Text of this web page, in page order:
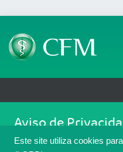
Este site utiliza cookies
SGAS 616, Conjunto D, Lote 115,
Copyright 2026 CFM. Todos os
Aviso de
Nós usamos cookies para